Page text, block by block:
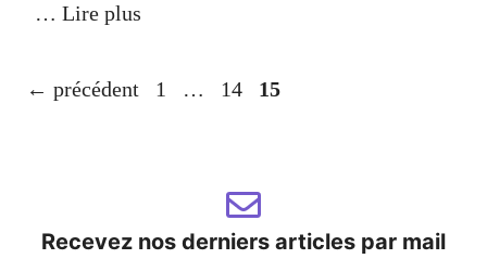
… Lire plus
← précédent Page
1 … Page
14 Page
15
Recevez nos derniers articles par mail